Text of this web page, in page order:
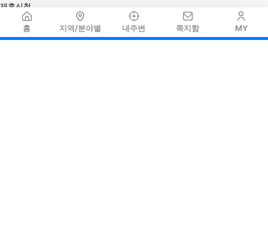
홈 지역/분야별 내주변 쪽지함 MY
제휴신청